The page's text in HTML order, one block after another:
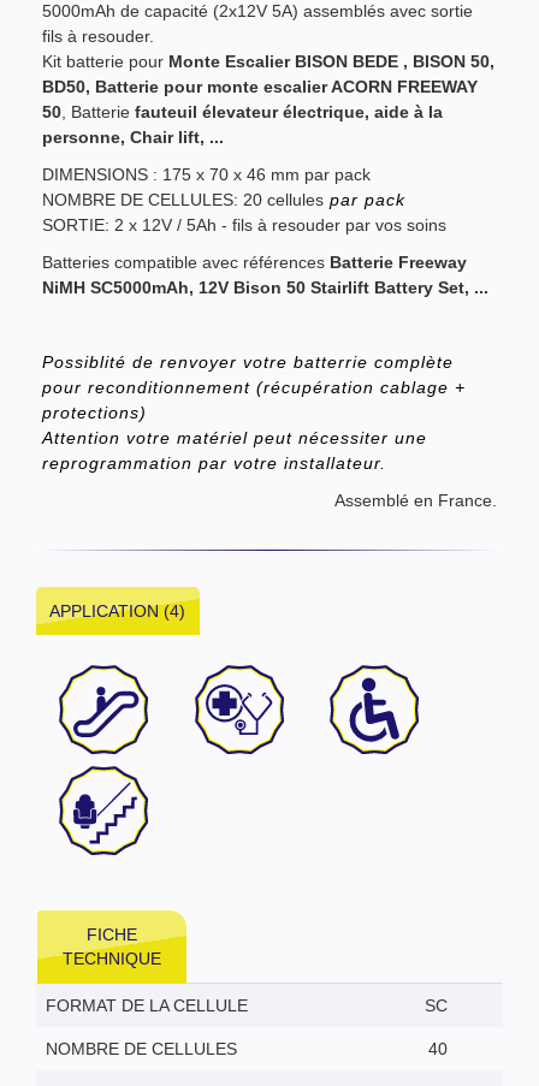
5000mAh de capacité (2x12V 5A) assemblés avec sortie
fils à resouder.
Kit batterie pour Monte Escalier BISON BEDE , BISON 50,
BD50, Batterie pour monte escalier ACORN FREEWAY
50, Batterie fauteuil élevateur électrique, aide à la
personne, Chair lift, ...
DIMENSIONS : 175 x 70 x 46 mm par pack
NOMBRE DE CELLULES: 20 cellules par pack
SORTIE: 2 x 12V / 5Ah - fils à resouder par vos soins
Batteries compatible avec références Batterie Freeway
NiMH SC5000mAh, 12V Bison 50 Stairlift Battery Set, ...
Possiblité de renvoyer votre batterrie complète
pour reconditionnement (récupération cablage +
protections)
Attention votre matériel peut nécessiter une
reprogrammation par votre installateur.
Assemblé en France.
APPLICATION (4)
FICHE
TECHNIQUE
FORMAT DE LA CELLULE SC
NOMBRE DE CELLULES 40